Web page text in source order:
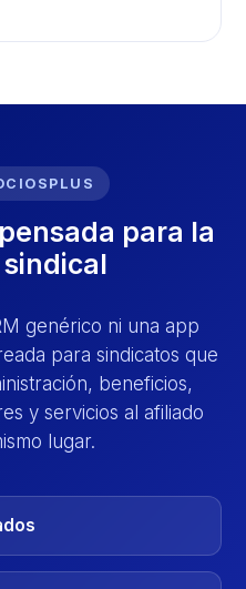
para la
genérico ni una app
para sindicatos que
beneficios,
y servicios al afiliado
lugar.